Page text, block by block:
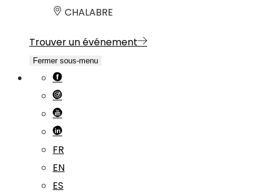
CHALABRE
Trouver un événement
Fermer sous-menu
FR
EN
ES